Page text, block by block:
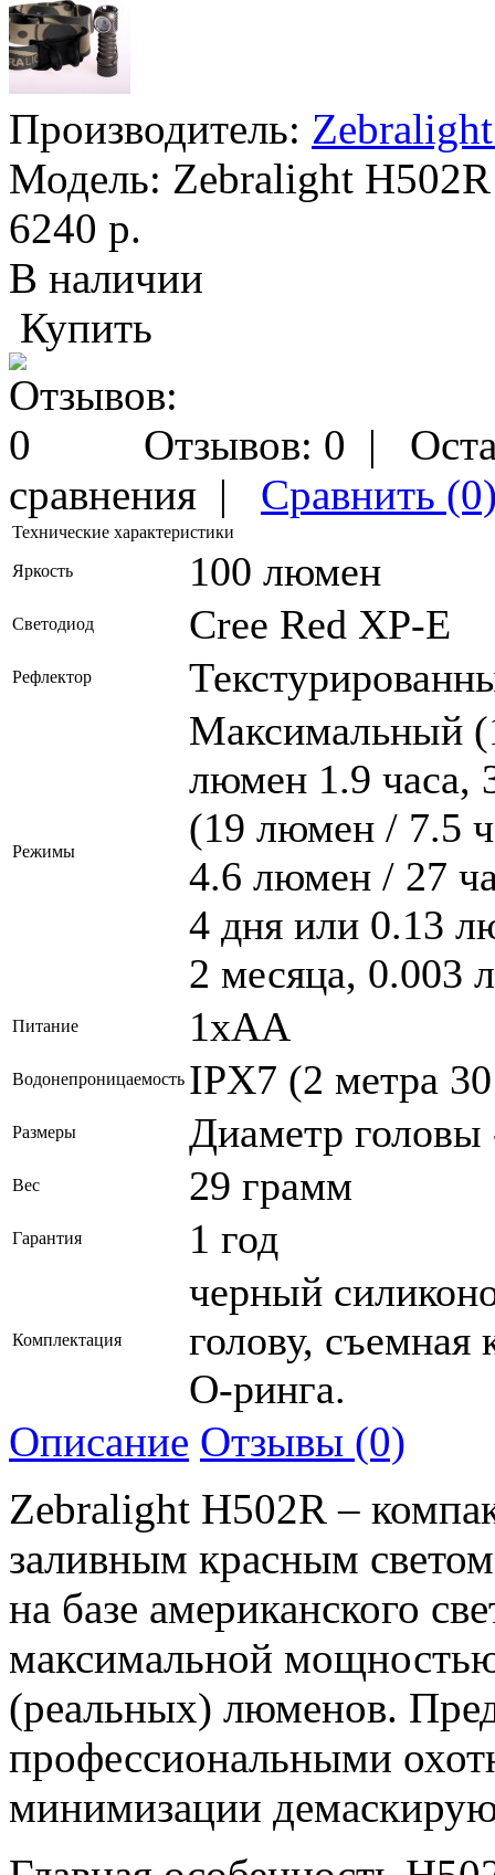
Производитель:
Модель: Zebralight H502R
6240 р.
В наличии
Купить
Отзывов: 0 |
сравнения | Сравнить
Технические характеристики
Яркость 100 люмен
Светодиод Cree Red XP-E
Рефлектор
Режимы
Максимальный
люмен 1.9 часа,
(19 люмен / 7.5
4.6 люмен / 27
4 дня или 0.13
2 месяца, 0.003
Питание 1xAA
Водонепроницаемость IPX7 (2 метра
Размеры Диаметр
Вес 29 грамм
Гарантия 1 год
Комплектация
черный
голову, съемная
О-ринга.
Описание Отзывы (0)
Zebralight H502R –
заливным красным
на базе американского
максимальной
(реальных) люменов.
профессиональными
минимизации